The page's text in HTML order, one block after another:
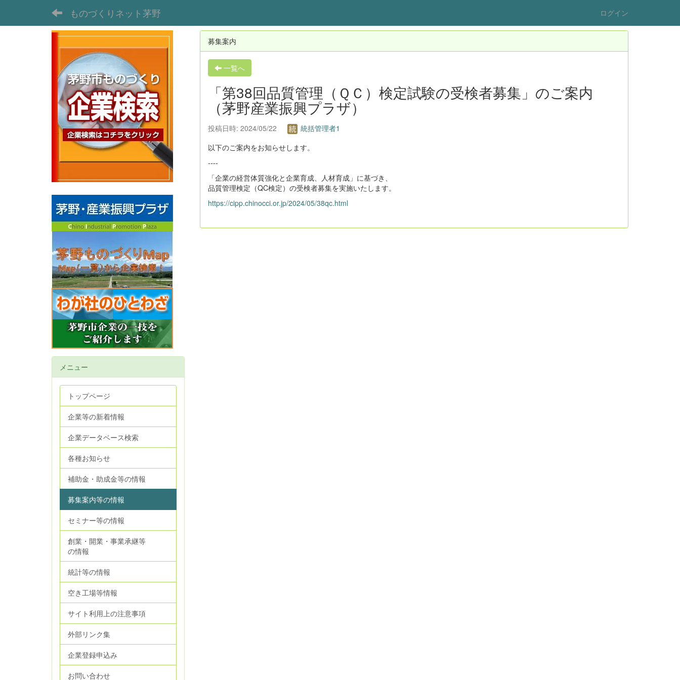
ものづくりネット茅野 ログイン
募集案内
一覧へ
「第38回品質管理（ＱＣ）検定試験の受検者募集」のご案内
（茅野産業振興プラザ）
投稿日時: 2024/05/22
統括管理者1
以下のご案内をお知らせします。
----
「企業の経営体質強化と企業育成、人材育成」に基づき、
品質管理検定（QC検定）の受検者募集を実施いたします。
https://cipp.chinocci.or.jp/2024/05/38qc.html
メニュー
トップページ
企業等の新着情報
企業データベース検索
各種お知らせ
補助金・助成金等の情報
募集案内等の情報
セミナー等の情報
創業・開業・事業承継等
の情報
統計等の情報
空き工場等情報
サイト利用上の注意事項
外部リンク集
企業登録申込み
お問い合わせ